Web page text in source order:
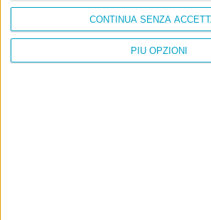
PIÙ OPZIONI
CONTINUA SENZA